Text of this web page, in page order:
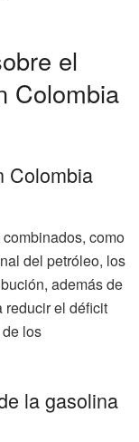
el
Colombia
Colombia
como
del petróleo, los
además de
reducir el déficit
los
la gasolina